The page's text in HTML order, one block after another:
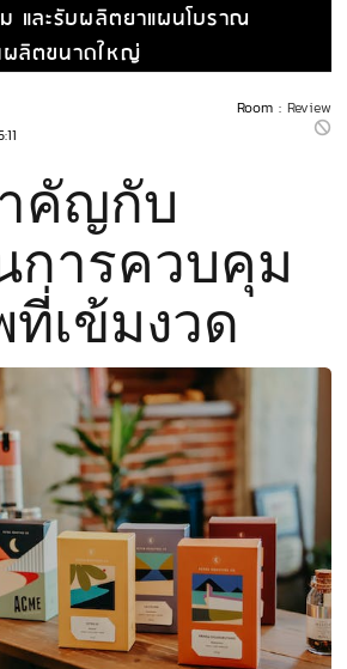
และรับผลิตยาแผนโบราณ
ลิตขนาดใหญ่
Room : Review
คัญกับ
การควบคุม
เข้มงวด